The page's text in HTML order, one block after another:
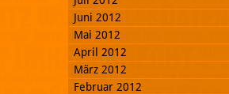
Juni 2012
Mai 2012
April 2012
März 2012
Februar 2012